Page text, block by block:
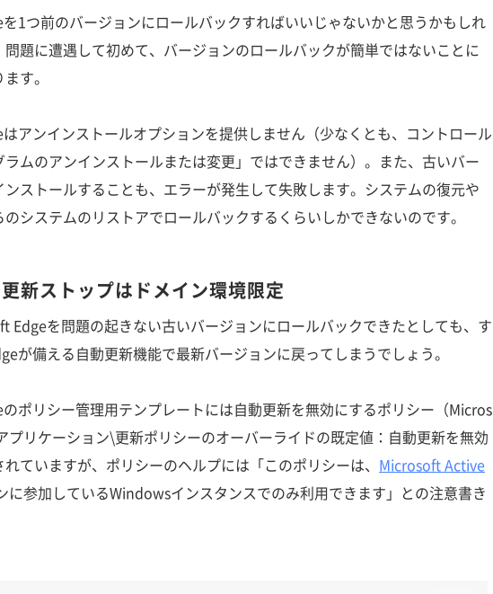
1つ前のバージョンにロールバックすればいいじゃないかと思うかもしれ
問題に遭遇して初めて、バージョンのロールバックが簡単ではないことに
す。
アンインストールオプションを提供しません（少なくとも、コントロール
ムのアンインストールまたは変更」ではできません）。また、古いバー
ストールすることも、エラーが発生して失敗します。システムの復元や
システムのリストアでロールバックするくらいしかできないのです。
新ストップはドメイン環境限定
Edgeを問題の起きない古いバージョンにロールバックできたとしても、す
が備える自動更新機能で最新バージョンに戻ってしまうでしょう。
ポリシー管理用テンプレートには自動更新を無効にするポリシー（Micros
リケーション\更新ポリシーのオーバーライドの既定値：自動更新を無効
ていますが、ポリシーのヘルプには「このポリシーは、 Microsoft Active
に参加しているWindowsインスタンスでのみ利用できます」との注意書き